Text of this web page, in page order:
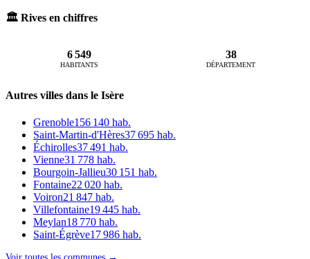
🏛️ Rives en chiffres
6 549
HABITANTS
38
DÉPARTEMENT
Autres villes dans le Isère
Grenoble156 140 hab.
Saint-Martin-d'Hères37 695 hab.
Échirolles37 491 hab.
Vienne31 778 hab.
Bourgoin-Jallieu30 151 hab.
Fontaine22 020 hab.
Voiron21 847 hab.
Villefontaine19 445 hab.
Meylan18 770 hab.
Saint-Égrève17 986 hab.